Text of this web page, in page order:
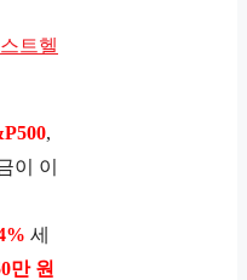
트헬
,
이 이
세
만 원